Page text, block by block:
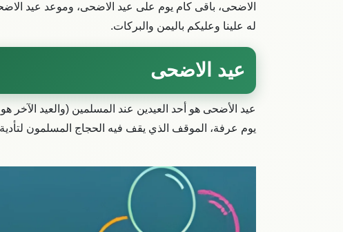
الاضحى، باقى كام يوم على عيد الاضحى، وموعد عيد
له علينا وعليكم باليمن والبركات.
عيد الاضحى
يوم عرفة، الموقف الذي يقف فيه الحجاج المسلمون لتأدية أهم